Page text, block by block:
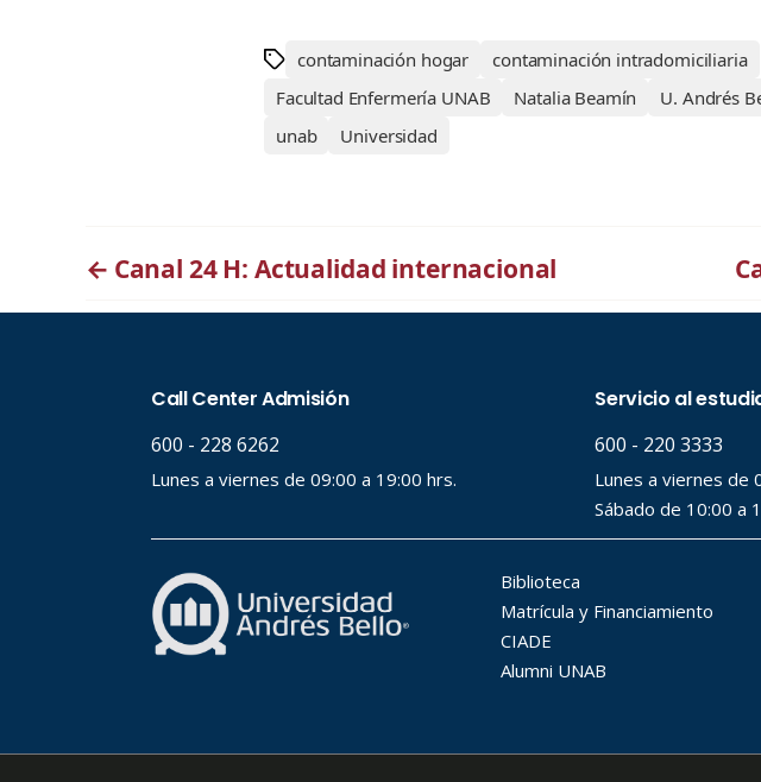
contaminación hogar
contaminación intradomiciliaria
Facultad Enfermería UNAB
Natalia Beamín
U. Andrés
unab
Universidad
← Canal 24 H: Actualidad internacional